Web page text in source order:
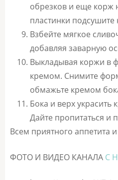
обрезков и еще корж
пластинки подсушите
Взбейте мягкое
добавляя заварную
Выкладывая коржи в
кремом. Снимите
обмажьте кремом
Бока и верх
Дайте пропитаться и
Всем приятного аппетита
ФОТО И ВИДЕО КАНАЛА С